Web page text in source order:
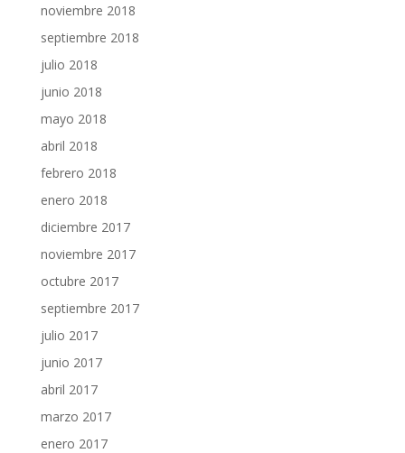
noviembre 2018
septiembre 2018
julio 2018
junio 2018
mayo 2018
abril 2018
febrero 2018
enero 2018
diciembre 2017
noviembre 2017
octubre 2017
septiembre 2017
julio 2017
junio 2017
abril 2017
marzo 2017
enero 2017